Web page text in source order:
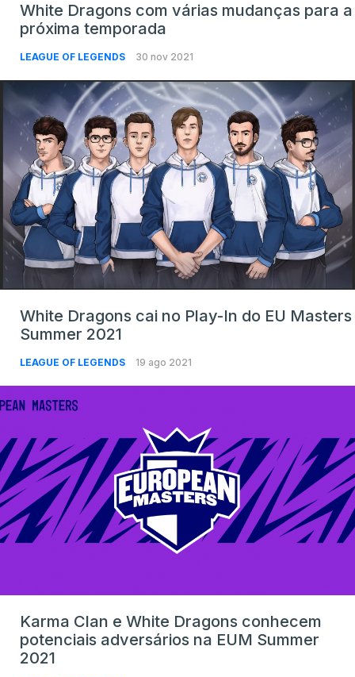
White Dragons com várias mudanças para a
próxima temporada
LEAGUE OF LEGENDS 30 nov 2021
White Dragons cai no Play-In do EU Masters
Summer 2021
LEAGUE OF LEGENDS 19 ago 2021
Karma Clan e White Dragons conhecem
potenciais adversários na EUM Summer
2021